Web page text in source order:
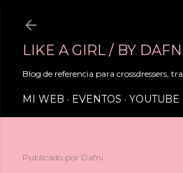
LIKE A GIRL / BY
Blog de referencia para crossdressers,
MI WEB EVENTOS YOUTUBE
Publicado por Dafni